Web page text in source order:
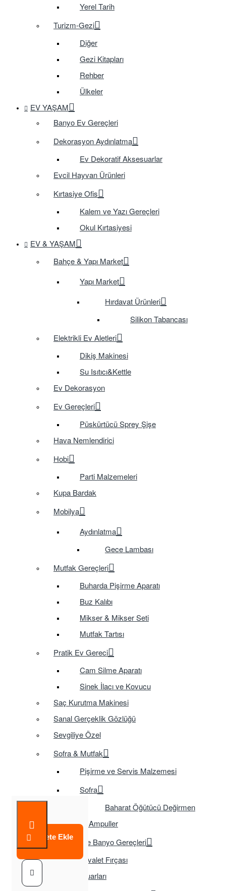
Yerel Tarih
Turizm-Gezi
Diğer
Gezi Kitapları
Rehber
Ülkeler
EV YAŞAM
Banyo Ev Gereçleri
Dekorasyon Aydınlatma
Ev Dekoratif Aksesuarlar
Evcil Hayvan Ürünleri
Kırtasiye Ofis
Kalem ve Yazı Gereçleri
Okul Kırtasiyesi
EV & YAŞAM
Bahçe & Yapı Market
Yapı Market
Hırdavat Ürünleri
Silikon Tabancası
Elektrikli Ev Aletleri
Dikiş Makinesi
Su Isıtıcı&Kettle
Ev Dekorasyon
Ev Gereçleri
Püskürtücü Sprey Şişe
Hava Nemlendirici
Hobi
Parti Malzemeleri
Kupa Bardak
Mobilya
Aydınlatma
Gece Lambası
Mutfak Gereçleri
Buharda Pişirme Aparatı
Buz Kalıbı
Mikser & Mikser Seti
Mutfak Tartısı
Pratik Ev Gereci
Cam Silme Aparatı
Sinek İlacı ve Kovucu
Saç Kurutma Makinesi
Sanal Gerçeklik Gözlüğü
Sevgiliye Özel
Sofra & Mutfak
Pişirme ve Servis Malzemesi
Sofra
Baharat Öğütücü Değirmen
Tasarruflu Ampuller
Temizlik ve Banyo Gereçleri
Tuvalet Fırçası
TV Aksesuarları
Sepete Ekle